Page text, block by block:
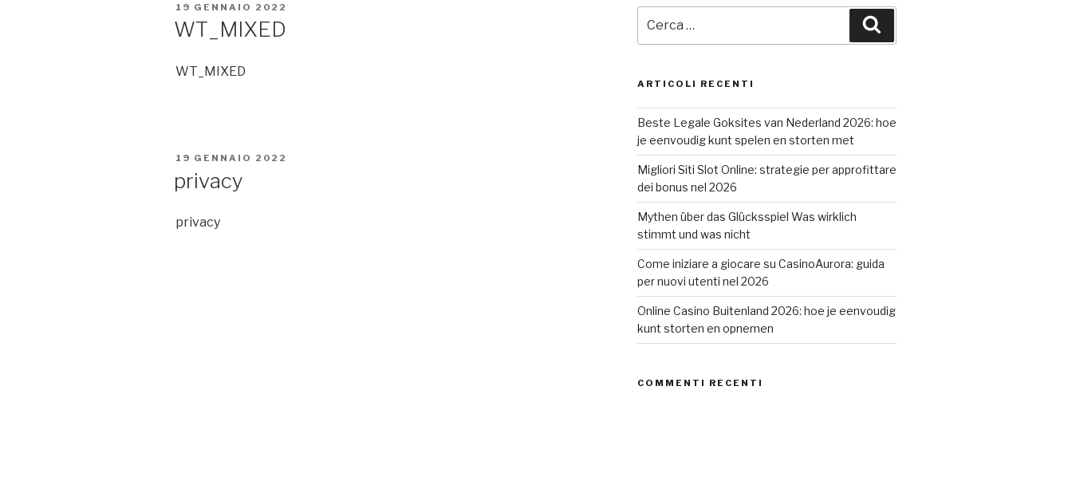
PUBBLICATO
IL
19 GENNAIO 2022
WT_MIXED
WT_MIXED
PUBBLICATO
19 GENNAIO 2022
privacy
privacy
ARTICOLI RECENTI
Beste Legale Goksites van Nederland 2026: hoe
je eenvoudig kunt spelen en storten met
Migliori Siti Slot Online: strategie per approfittare
dei bonus nel 2026
Mythen über das Glücksspiel Was wirklich
stimmt und was nicht
Come iniziare a giocare su CasinoAurora: guida
per nuovi utenti nel 2026
Online Casino Buitenland 2026: hoe je eenvoudig
kunt storten en opnemen
COMMENTI RECENTI